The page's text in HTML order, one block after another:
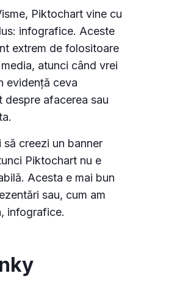
Piktochart vine cu
infografice. Aceste
extrem de folositoare
atunci când vrei
evidență ceva
despre afacerea sau
să creezi un banner
Piktochart nu e
Acesta e mai bun
sau, cum am
infografice.